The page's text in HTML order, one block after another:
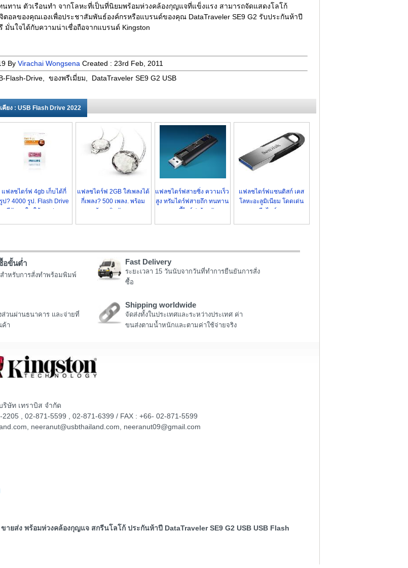
ทาน ตัวเรือนทำ จากโลหะที่เป็นที่นิยมพร้อมห่วงคล้องกุญแจที่แข็งแรง สามารถจัดแสดงโลโก้
ตอลของคุณเองเพื่อประชาสัมพันธ์องค์กรหรือแบรนด์ของคุณ DataTraveler SE9 G2 รับประกันห้าปี
มั่นใจได้กับความน่าเชื่อถือจากแบรนด์ Kingston
By Virachai Wongsena Created : 23rd Feb, 2011
Flash-Drive, ของพรีเมี่ยม, DataTraveler SE9 G2 USB
ยง : USB Flash Drive 2022
แฟลชไดร์ฟ 4gb เก็บได้กี่
รูป? 4000 รูป. Flash Drive
สีสันสดใส ใช้งานง่าย
แฟลชไดร์ฟ 2GB ใส่เพลงได้
กี่เพลง? 500 เพลง. พร้อม
สายห้อยคริสตัลสวยหรู
แฟลชไดร์ฟสายซิ่ง ความเร็ว
สูง ทรัมไดร์ฟสายถึก ทนทาน
แฮนดี้ไดร์ฟเข้ารหัส
แฟลชไดร์ฟแซนดิสก์ เคส
โลหะอะลูมิเนียม โดดเด่น
สวยงาม มีสไตล์และทนทาน
อขั้นต่ำ
ำหรับการสั่งทำพร้อมพิมพ์
Fast Delivery
ระยะเวลา 15 วันนับจากวันที่ทำการยืนยันการสั่ง
ซื้อ
ส่วนผ่านธนาคาร และจ่ายที่
ค้า
Shipping worldwide
จัดส่งทั้งในประเทศและระหว่างประเทศ ค่า
ขนส่งตามน้ำหนักและตามค่าใช้จ่ายจริง
ริษัท เทราบิส จำกัด
, 02-871-5599 , 02-871-6399 / FAX : +66- 02-871-5599
neeranut@usbthailand.com, neeranut09@gmail.com
ายส่ง พร้อมห่วงคล้องกุญแจ สกรีนโลโก้ ประกันห้าปี DataTraveler SE9 G2 USB USB Flash